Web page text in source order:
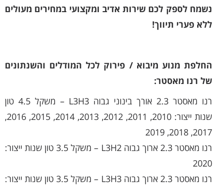
נשמח לספק לכם שירות אדיב ומקצועי במחירים מעולים
ללא פערי תיווך!
החלפת מנוע מיבוא / פירוק לכל המודלים והשנתונים
של רנו מאסטר:
רנו מאסטר 2.3 אורך בינוני גבוה L3H3 – משקל 4.5 טון
שנות ייצור: 2010, 2011, 2012, 2013, 2014, 2015, 2016,
2017, 2018, 2019
רנו מאסטר 2.3 ארוך גבוה L3H2 – משקל 3.5 טון שנות ייצור:
2020
רנו מאסטר 2.3 ארוך גבוה L3H3 – משקל 3.5 טון שנות ייצור: